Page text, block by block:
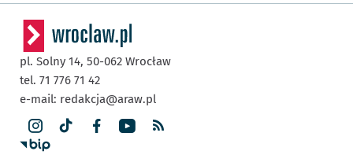
pl. Solny 14, 50-062 Wrocław
tel. 71 776 71 42
e-mail: redakcja@araw.pl